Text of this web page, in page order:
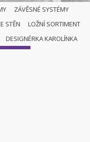
ZÁVĚSNÉ SYSTÉMY
STĚN
LOŽNÍ SORTIMENT
DESIGNÉRKA KAROLÍNKA